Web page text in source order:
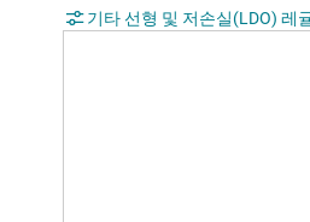
기타 선형 및 저손실(LDO) 레